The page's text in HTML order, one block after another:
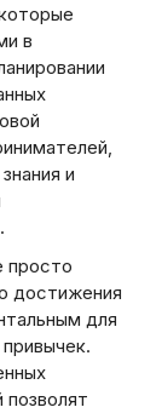
в
и
просто
достижения
для
позволят